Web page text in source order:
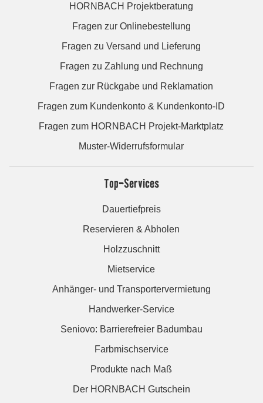
HORNBACH Projektberatung
Fragen zur Onlinebestellung
Fragen zu Versand und Lieferung
Fragen zu Zahlung und Rechnung
Fragen zur Rückgabe und Reklamation
Fragen zum Kundenkonto & Kundenkonto-ID
Fragen zum HORNBACH Projekt-Marktplatz
Muster-Widerrufsformular
Top-Services
Dauertiefpreis
Reservieren & Abholen
Holzzuschnitt
Mietservice
Anhänger- und Transportervermietung
Handwerker-Service
Seniovo: Barrierefreier Badumbau
Farbmischservice
Produkte nach Maß
Der HORNBACH Gutschein